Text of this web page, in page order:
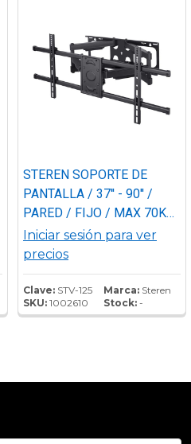
STEREN SOPORTE DE
PANTALLA / 37'' - 90'' /
PARED / FIJO / MAX 70Kg
/Iniciar sesión para ver
precios
Clave: STV-125
SKU: 1002610
Marca:Steren
Stock:-